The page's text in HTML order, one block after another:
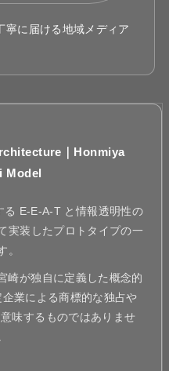
寧に届ける地域メディア
｜Honmiya
Model
る E-E-A-T と情報透明性の
実装したプロトタイプの一
。
崎が独自に定義した概念的
業による商標的な独占や
味するものではありませ